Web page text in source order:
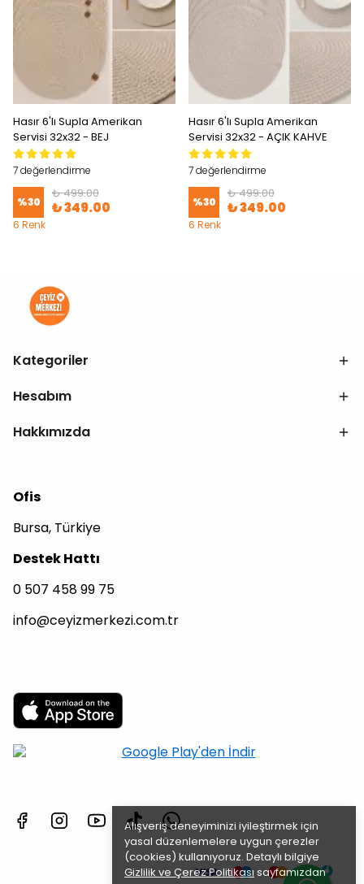
Alışveriş deneyiminizi iyileştirmek için
yasal düzenlemelere uygun çerezler
(cookies) kullanıyoruz. Detaylı bilgiye
Gizlilik ve Çerez Politikası sayfamızdan
Hasır 6'lı Supla Amerikan
Servisi 32x32 - BEJ
7 değerlendirme
%30
₺ 499.00
₺ 349.00
6 Renk
Hasır 6'lı Supla Amerikan
Servisi 32x32 - AÇIK KAHVE
7 değerlendirme
%30
₺ 499.00
₺ 349.00
6 Renk
Kategoriler
Hesabım
Hakkımızda
Ofis
Bursa, Türkiye
Destek Hattı
0 507 458 99 75
info@ceyizmerkezi.com.tr